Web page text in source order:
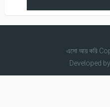
এসো আয় করি
Developed